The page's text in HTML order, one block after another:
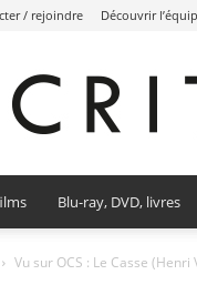
/ rejoindre Découvrir
Blu-ray, DVD, livres
Vu sur OCS : Le Casse (Henri